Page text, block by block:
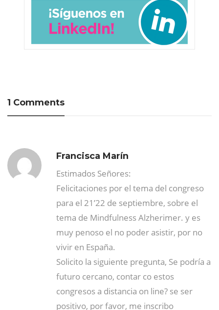
1 Comments
Francisca Marín
Estimados Señores:
Felicitaciones por el tema del congreso
para el 21’22 de septiembre, sobre el
tema de Mindfulness Alzherimer. y es
muy penoso el no poder asistir, por no
vivir en España.
Solicito la siguiente pregunta, Se podría a
futuro cercano, contar co estos
congresos a distancia on line? se ser
positivo, por favor, me inscribo